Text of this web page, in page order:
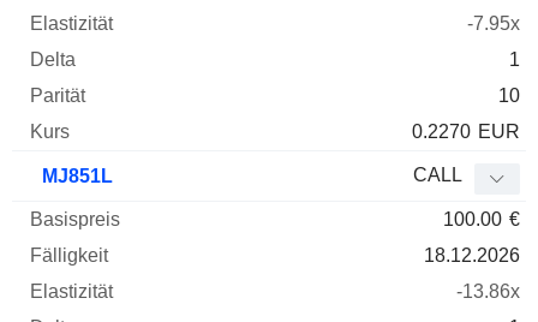
-7.95x
1
10
0.2270 EUR
MJ851L CALL
100.00 €
18.12.2026
-13.86x